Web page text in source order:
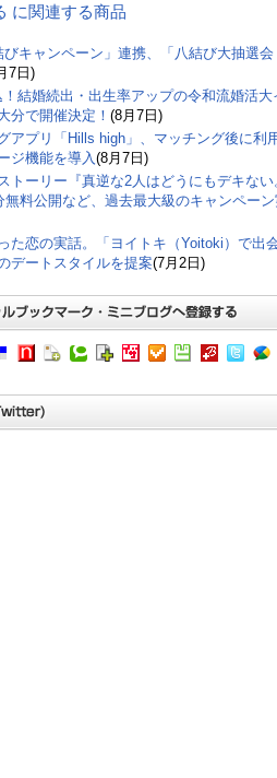
に関連する商品
キャンペーン」連携、「八結び大抽選会
7日)
結婚続出・出生率アップの令和流婚活大
分で開催決定！ (8月7日)
アプリ「Hills high」、マッチング後に利
ジ機能を導入(8月7日)
トーリー『真逆な2人はどうにもデキない
無料公開など、過去最大級のキャンペー
た恋の実話。「ヨイトキ（Yoitoki）で出
デートスタイルを提案(7月2日)